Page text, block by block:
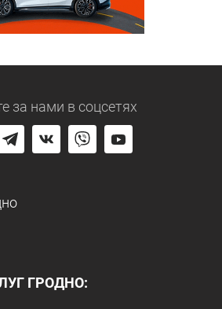
за нами в соцсетях
ГРОДНО: